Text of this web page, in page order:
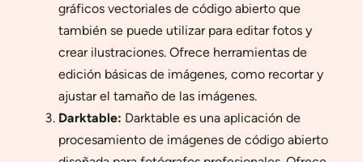
gráficos vectoriales de código abierto que
también se puede utilizar para editar fotos y
crear ilustraciones. Ofrece herramientas de
edición básicas de imágenes, como recortar y
ajustar el tamaño de las imágenes.
Darktable: Darktable es una aplicación de
procesamiento de imágenes de código abierto